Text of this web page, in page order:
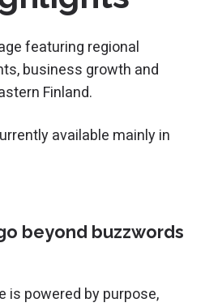
featuring regional
business growth and
Finland.
available mainly in
beyond buzzwords
is powered by purpose,